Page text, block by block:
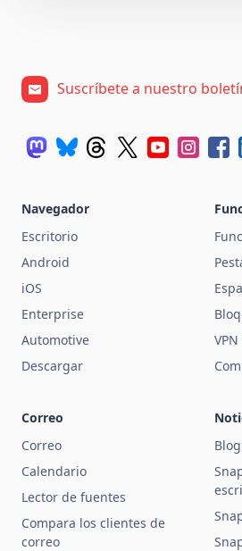
Suscríbete a nuestro
Navegador
Escritorio
Android
iOS
Enterprise
Automotive
Descargar
VPN
Correo
Correo
Calendario
Lector de fuentes
Compara los clientes de
correo